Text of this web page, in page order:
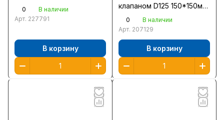
0
В наличии
Арт. 227791
В корзину
клапаном D125 150*150мм
коричневый
0
В наличии
Арт. 207129
В корзину